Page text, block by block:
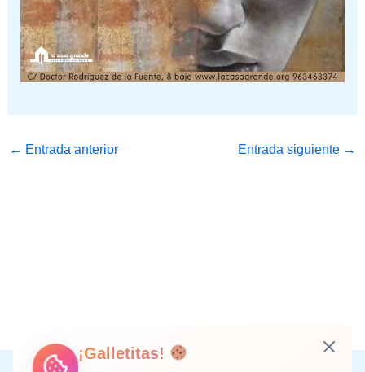
← Entrada anterior Entrada siguiente →
¡Galletitas!